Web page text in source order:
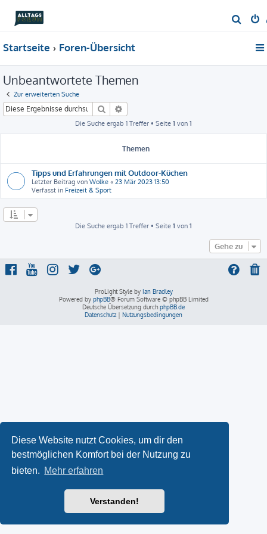
Diese Website nutzt Cookies, um dir den
bestmöglichen Komfort bei der Nutzung zu
bieten. Mehr erfahren
Verstanden!
u
Startseite Foren-Übersicht
Unbeantwortete Themen
Zur erweiterten Suche
Suche
Die Suche ergab 1 Treffer • Seite 1 von 1
Themen
Tipps und Erfahrungen mit Outdoor-Küchen
Letzter Beitrag von Wolke « 23 Mär 2023 13:50
Verfasst in Freizeit & Sport
Die Suche ergab 1 Treffer • Seite 1 von 1
Gehe zu
ProLight Style by Ian Bradley
Powered by phpBB® Forum Software © phpBB Limited
Deutsche Übersetzung durch phpBB.de
Datenschutz | Nutzungsbedingungen